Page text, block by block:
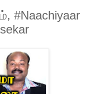
#Naachiyaar